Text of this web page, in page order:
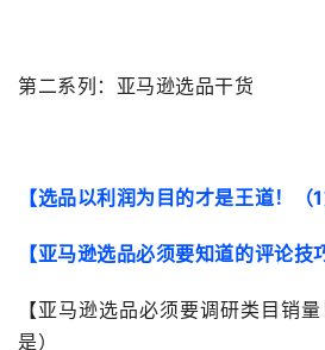
第二系列：亚马逊选品干货
【选品以利润为目的才是王道！（1
【亚马逊选品必须要知道的评论技
【亚马逊选品必须要调研类目销
是）